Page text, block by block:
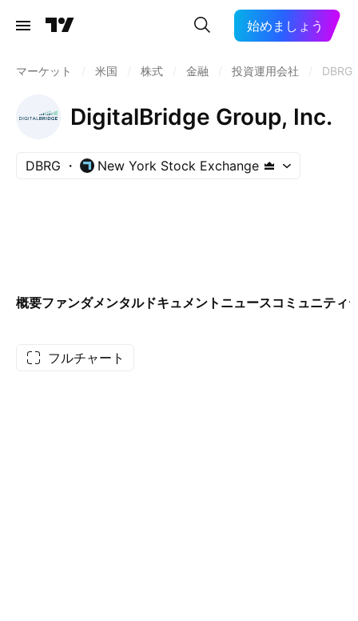
始めましょう
マーケット 米国 株式 金融 投資運用会社 DBRG
DigitalBridge Group, Inc.
DBRG New York Stock Exchange
概要ファンダメンタルドキュメント ニュースコミュニティ
フルチャート